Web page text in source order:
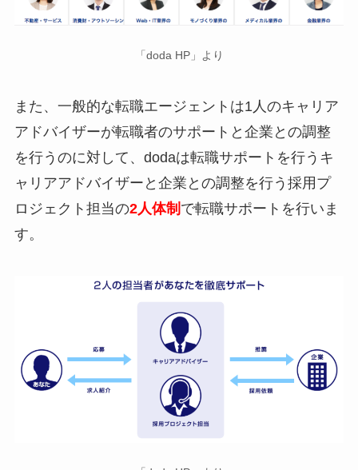
「doda HP」より
また、一般的な転職エージェントは1人のキャリア
アドバイザーが転職者のサポートと企業との調整
を行うのに対して、dodaは転職サポートを行うキ
ャリアアドバイザーと企業との調整を行う採用プ
ロジェクト担当の2人体制 で転職サポートを行いま
す。